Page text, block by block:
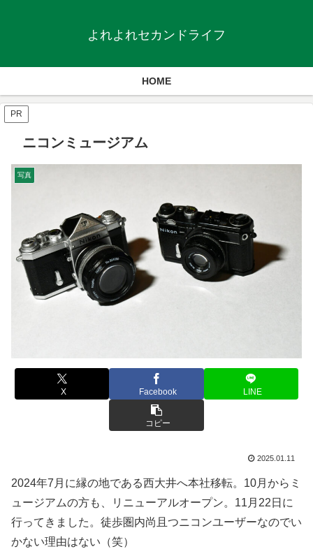
よれよれセカンドライフ
HOME
PR
ニコンミュージアム
写真
X Facebook LINE
コピー
2025.01.11
2024年7月に縁の地である西大井へ本社移転。10月からミ
ュージアムの方も、リニューアルオープン。11月22日に
行ってきました。徒歩圏内尚且つニコンユーザーなのでい
かない理由はない（笑）